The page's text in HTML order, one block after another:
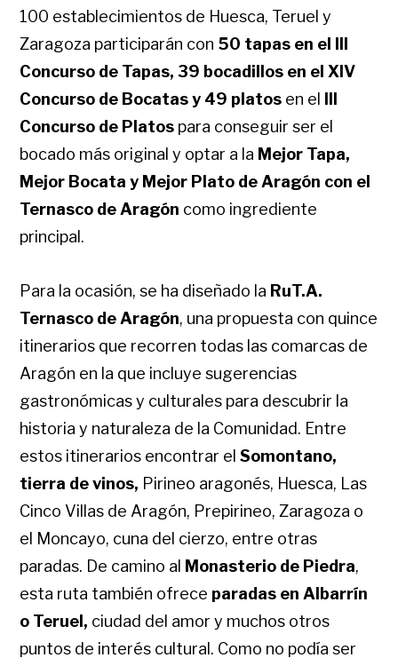
100 establecimientos de Huesca, Teruel y
Zaragoza participarán con 50 tapas en el III
Concurso de Tapas, 39 bocadillos en el XIV
Concurso de Bocatas y 49 platos en el
Concurso de Platos para conseguir ser el
bocado más original y optar a la Mejor Tapa,
Mejor Bocata y Mejor Plato de Aragón con el
Ternasco de Aragón como ingrediente
principal.
Para la ocasión, se ha diseñado la RuT.A.
Ternasco de Aragón, una propuesta con quince
itinerarios que recorren todas las comarcas de
Aragón en la que incluye sugerencias
gastronómicas y culturales para descubrir la
historia y naturaleza de la Comunidad. Entre
estos itinerarios encontrar elSomontano,
tierra de vinos, Pirineo aragonés, Huesca, Las
Cinco Villas de Aragón, Prepirineo, Zaragoza o
el Moncayo, cuna del cierzo, entre otras
paradas. De camino al Monasterio de Piedra,
esta ruta también ofrece paradas en Albarrín
o Teruel, ciudad del amor y muchos otros
puntos de interés cultural. Como no podía ser